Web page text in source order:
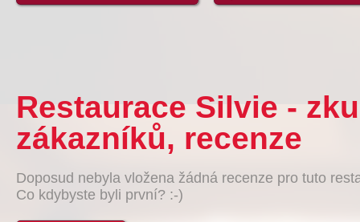
Restaurace Silvie -
zákazníků, recenze
Doposud nebyla vložena žádná recenze pro tuto
Co kdybyste byli první? :-)